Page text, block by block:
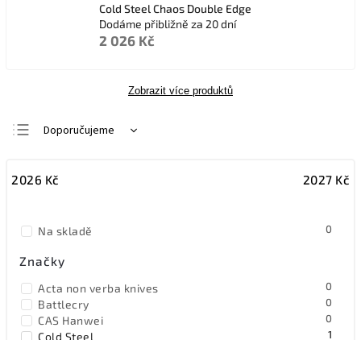
Cold Steel Chaos Double Edge
Dodáme přibližně za 20 dní
2 026 Kč
Zobrazit více produktů
Doporučujeme
Nejdražší
Abecedně
2026 Kč 2027 Kč
Na skladě 0
Značky
Acta non verba knives 0
Battlecry 0
CAS Hanwei 0
Cold Steel 1